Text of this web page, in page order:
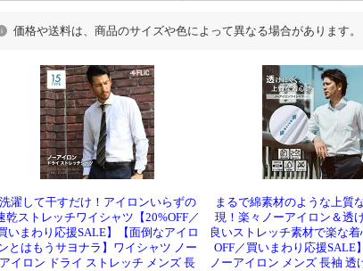
価格や送料は、商品のサイズや色によって異なる場合があります。
濯して干すだけ！アイロンいらずの
乾ストレッチワイシャツ【20%OFF／
いまわり応援SALE】【面倒なアイロ
とはもうサヨナラ】ワイシャツ ノー
アイロン ドライ ストレッチ メンズ 長
まるで綿素材のような上質
現！楽々ノーアイロン＆透
良いストレッチ素材で楽な
OFF／買いまわり応援SALE
ノーアイロン メンズ 長袖 透